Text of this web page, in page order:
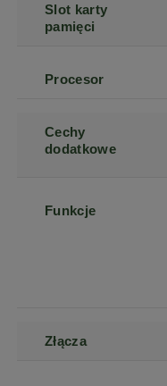
Slot karty
pamięci
Procesor
Cechy
dodatkowe
Funkcje
Złącza